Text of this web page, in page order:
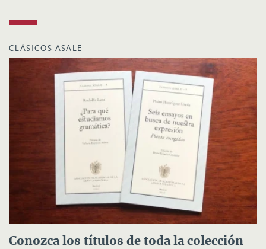
CLÁSICOS ASALE
Conozca los títulos de toda la colección